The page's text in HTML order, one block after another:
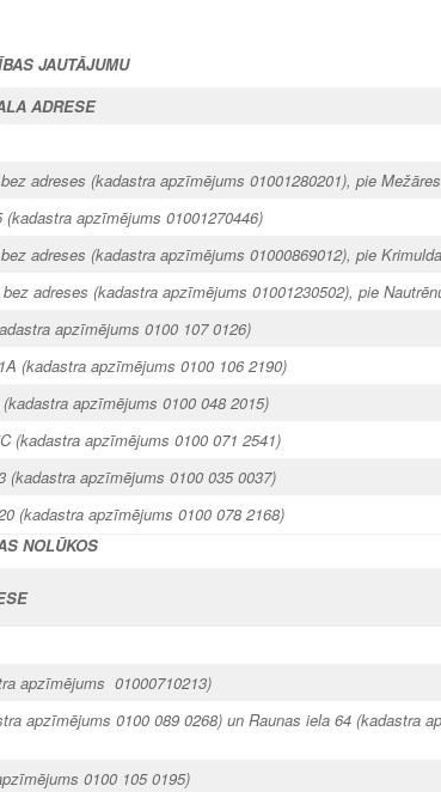
JAUTĀJUMU
ADRESE
adreses (kadastra apzīmējums 01001280201), pie
(kadastra apzīmējums 01001270446)
adreses (kadastra apzīmējums 01000869012), pie
adreses (kadastra apzīmējums 01001230502), pie
apzīmējums 0100 107 0126)
(kadastra apzīmējums 0100 106 2190)
apzīmējums 0100 048 2015)
(kadastra apzīmējums 0100 071 2541)
(kadastra apzīmējums 0100 035 0037)
(kadastra apzīmējums 0100 078 2168)
NOLŪKOS
apzīmējums 01000710213)
apzīmējums 0100 089 0268) un Raunas iela 64 (kadastra
0100 105 0195)